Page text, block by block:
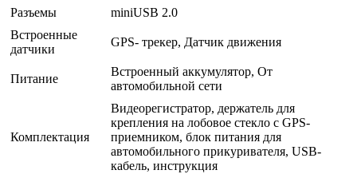
Разъемы
miniUSB 2.0
Встроенные
датчики
GPS- трекер, Датчик движения
Питание
Встроенный аккумулятор, От
автомобильной сети
Комплектация
Видеорегистратор, держатель для
крепления на лобовое стекло с GPS-
приемником, блок питания для
автомобильного прикуривателя, USB-
кабель, инструкция